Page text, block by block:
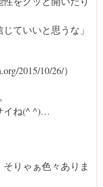
ていいと思うな」
2015/10/26/）
イね(^ ^)…
りゃぁ色々ありま